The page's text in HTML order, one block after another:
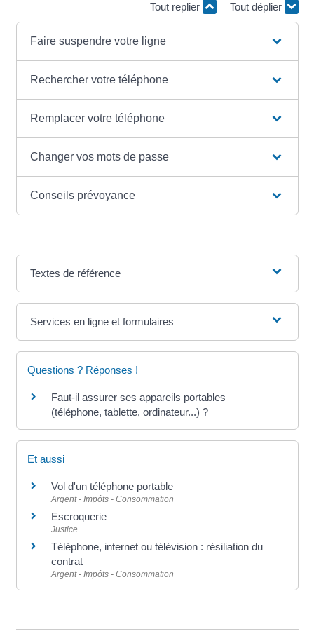
Tout replier Tout déplier
Faire suspendre votre ligne
Rechercher votre téléphone
Remplacer votre téléphone
Changer vos mots de passe
Conseils prévoyance
Textes de référence
Services en ligne et formulaires
Questions ? Réponses !
Faut-il assurer ses appareils portables
(téléphone, tablette, ordinateur...) ?
Et aussi
Vol d'un téléphone portable
Argent - Impôts - Consommation
Escroquerie
Justice
Téléphone, internet ou télévision : résiliation du
contrat
Argent - Impôts - Consommation